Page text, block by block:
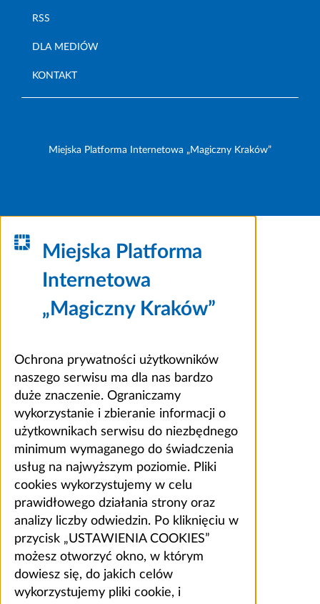
RSS
DLA MEDIÓW
KONTAKT
Miejska Platforma Internetowa „Magiczny Kraków”
Miejska Platforma
Internetowa
„Magiczny Kraków”
Ochrona prywatności użytkowników
naszego serwisu ma dla nas bardzo
duże znaczenie. Ograniczamy
wykorzystanie i zbieranie informacji o
użytkownikach serwisu do niezbędnego
minimum wymaganego do świadczenia
usług na najwyższym poziomie. Pliki
cookies wykorzystujemy w celu
prawidłowego działania strony oraz
analizy liczby odwiedzin. Po kliknięciu w
przycisk „USTAWIENIA COOKIES”
możesz otworzyć okno, w którym
dowiesz się, do jakich celów
wykorzystujemy pliki cookie, i